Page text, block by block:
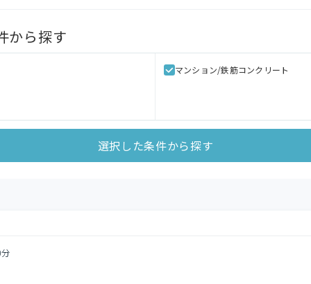
から探す
マンション/鉄筋コンクリート
選択した条件から探す